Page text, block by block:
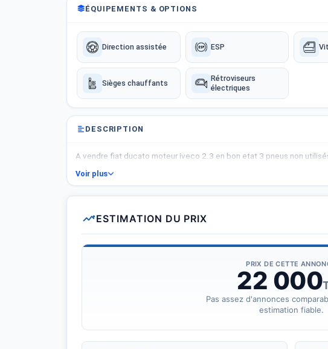
ÉQUIPEMENTS & OPTIONS
Direction assistée ESP
Sièges chauffants
Rétroviseurs
électriques
DESCRIPTION
A vendre fiat ducato moteur iveco 2.3 en bon etat 3 pneus non
Voir plus
ESTIMATION DU PRIX
PRIX DE CETTE
22 000
Pas assez d'annonces
estimation fiable.